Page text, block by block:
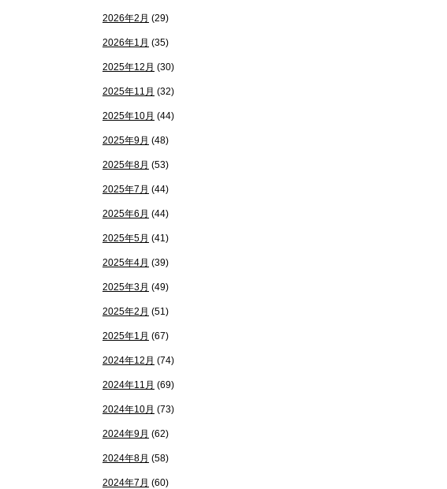
2026年2月 (29)
2026年1月 (35)
2025年12月 (30)
2025年11月 (32)
2025年10月 (44)
2025年9月 (48)
2025年8月 (53)
2025年7月 (44)
2025年6月 (44)
2025年5月 (41)
2025年4月 (39)
2025年3月 (49)
2025年2月 (51)
2025年1月 (67)
2024年12月 (74)
2024年11月 (69)
2024年10月 (73)
2024年9月 (62)
2024年8月 (58)
2024年7月 (60)